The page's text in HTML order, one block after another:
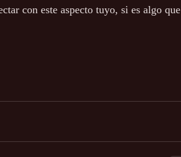
con este aspecto tuyo, si es algo que